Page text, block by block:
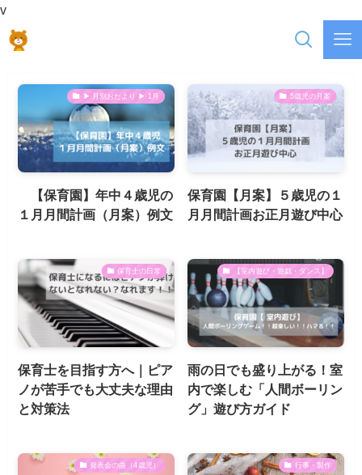
v
▶ 月別おたより ▶ 1月
【保育園】年中４歳児の
１月月間計画（月案）例文
5歳児の月案
保育園【月案】５歳児の１
月月間計画お正月遊び中心
保育士の日常
保育士を目指す方へ｜ピア
ノが苦手でも大丈夫な理由
と対策法
【室内遊び・遊戯・ダンス】
雨の日でも盛り上がる！室
内で楽しむ「人間ボーリン
グ」遊び方ガイド
発表会の曲（4歳児） 行事・製作